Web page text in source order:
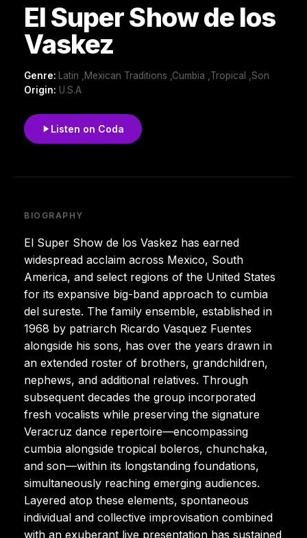
El Super Show de los
Vaskez
Genre:
Latin ,Mexican Traditions ,Cumbia ,Tropical ,Son
Origin: U.S.A
Listen on Coda
BIOGRAPHY
El Super Show de los Vaskez has earned
widespread acclaim across Mexico, South
America, and select regions of the United States
for its expansive big-band approach to cumbia
del sureste. The family ensemble, established in
1968 by patriarch Ricardo Vasquez Fuentes
alongside his sons, has over the years drawn in
an extended roster of brothers, grandchildren,
nephews, and additional relatives. Through
subsequent decades the group incorporated
fresh vocalists while preserving the signature
Veracruz dance repertoire—encompassing
cumbia alongside tropical boleros, chunchaka,
and son—within its longstanding foundations,
simultaneously reaching emerging audiences.
Layered atop these elements, spontaneous
individual and collective improvisation combined
with an exuberant live presentation has sustained